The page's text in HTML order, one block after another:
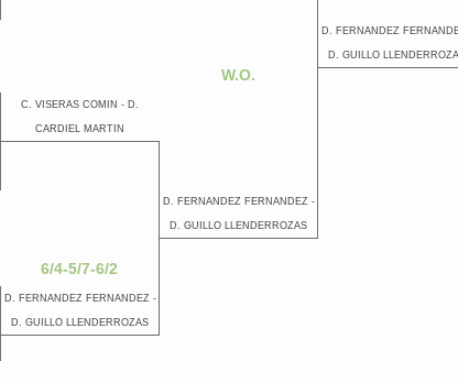
W.O.
D. FERNANDEZ
D. GUILLO
C. VISERAS COMIN - D.
CARDIEL MARTIN
6/4-5/7-6/2
D. FERNANDEZ FERNANDEZ -
D. GUILLO LLENDERROZAS
D. FERNANDEZ FERNANDEZ -
D. GUILLO LLENDERROZAS